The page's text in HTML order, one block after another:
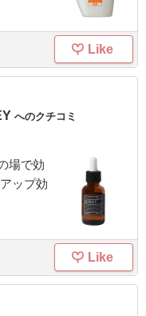
Like
へのクチコミ
場で効
ップ効
Like